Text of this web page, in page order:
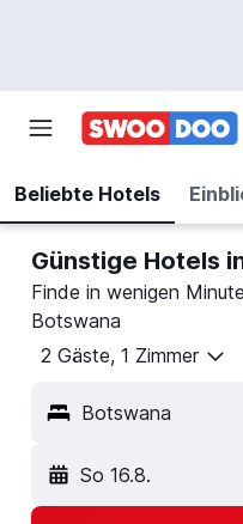
Beliebte Hotels
Günstige Hotels
Finde in wenigen
Botswana
2 Gäste, 1 Zimmer
Botswana
So 16.8.